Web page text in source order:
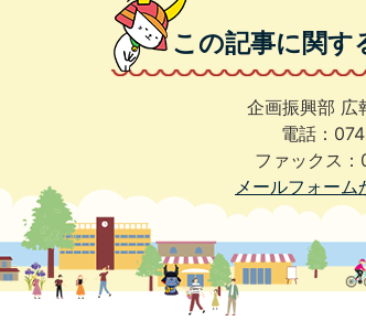
この記事に関す
企画振興部 広
電話：
ファックス
メールフォーム